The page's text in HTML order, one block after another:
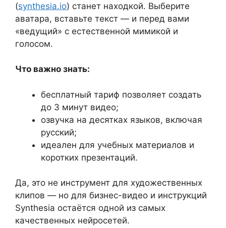
(synthesia.io) станет находкой. Выберите
аватара, вставьте текст — и перед вами
«ведущий» с естественной мимикой и
голосом.
Что важно знать:
бесплатный тариф позволяет создать
до 3 минут видео;
озвучка на десятках языков, включая
русский;
идеален для учебных материалов и
коротких презентаций.
Да, это не инструмент для художественных
клипов — но для бизнес-видео и инструкций
Synthesia остаётся одной из самых
качественных нейросетей.